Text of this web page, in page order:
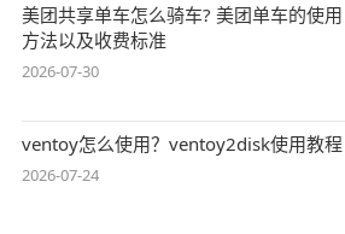
美团共享单车怎么骑车? 美团单车的使用
方法以及收费标准
2026-07-30
ventoy怎么使用？ventoy2disk使用教程
2026-07-24